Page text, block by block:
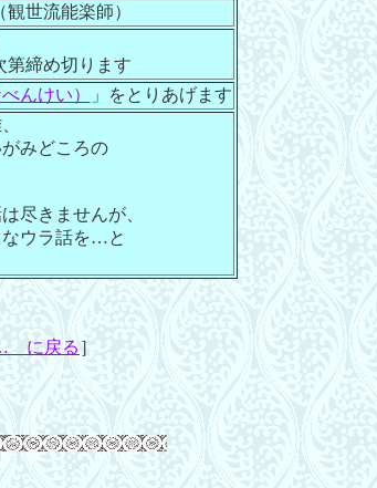
世流能楽師）
締め切ります
んけい）
」をとりあげます
みどころの
尽きませんが、
ウラ話を…と
… に戻る ］